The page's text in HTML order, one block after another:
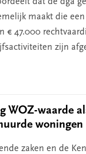
maakt die
€ 47.000
zijn
WOZ-waarde
woningen
zaken en de